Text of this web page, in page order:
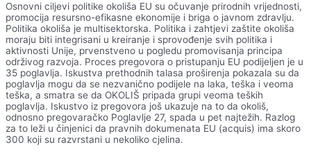
Osnovni ciljevi politike okoliša EU su očuvanje prirodnih vrijednosti,
promocija resursno-efikasne ekonomije i briga o javnom zdravlju.
Politika okoliša je multisektorska. Politika i zahtjevi zaštite okoliša
moraju biti integrisani u kreiranje i sprovođenje svih politika i
aktivnosti Unije, prvenstveno u pogledu promovisanja principa
održivog razvoja. Proces pregovora o pristupanju EU podijeljen je u
35 poglavlja. Iskustva prethodnih talasa proširenja pokazala su da
poglavlja mogu da se nezvanično podijele na laka, teška i veoma
teška, a smatra se da OKOLIŠ pripada grupi veoma teških
poglavlja. Iskustvo iz pregovora još ukazuje na to da okoliš,
odnosno pregovaračko Poglavlje 27, spada u pet najtežih. Razlog
za to leži u činjenici da pravnih dokumenata EU (acquis) ima skoro
300 koji su razvrstani u nekoliko cjelina.